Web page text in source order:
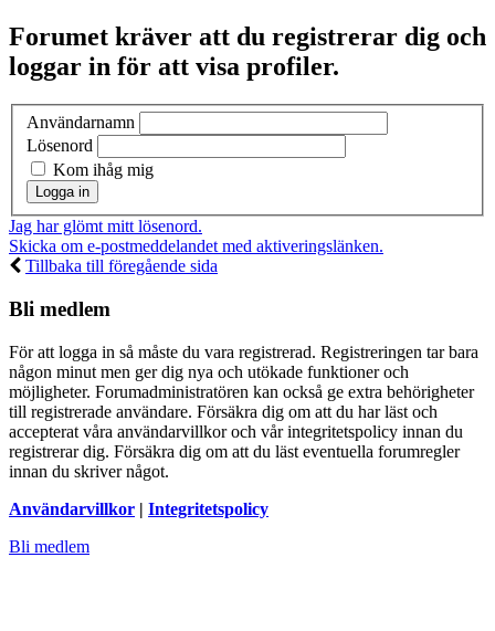
Forumet kräver att du registrerar dig och
loggar in för att visa profiler.
Användarnamn
Lösenord
Kom ihåg mig
Jag har glömt mitt lösenord.
Skicka om e-postmeddelandet med aktiveringslänken.
Tillbaka till föregående sida
Bli medlem
För att logga in så måste du vara registrerad. Registreringen tar bara
någon minut men ger dig nya och utökade funktioner och
möjligheter. Forumadministratören kan också ge extra behörigheter
till registrerade användare. Försäkra dig om att du har läst och
accepterat våra användarvillkor och vår integritetspolicy innan du
registrerar dig. Försäkra dig om att du läst eventuella forumregler
innan du skriver något.
Användarvillkor | Integritetspolicy
Bli medlem